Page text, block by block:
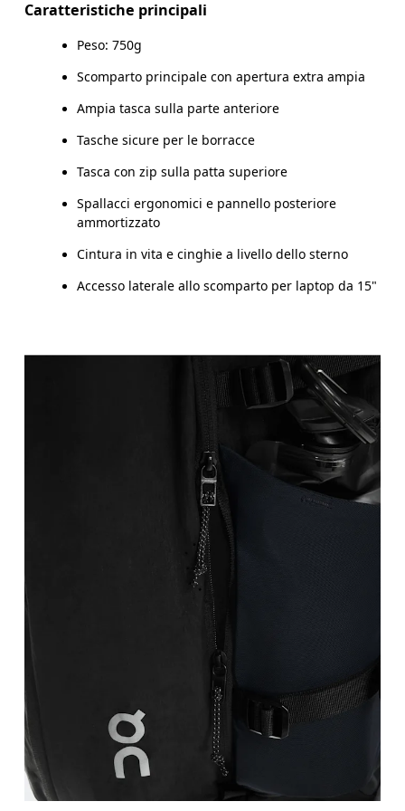
Main Fabric: Polyamide (recycled) 100%. Pocketing:
(recycled) 100%. Straps: Polyester (recycled) 100%.
Paese d'origine
Caratteristiche principali
Peso: 750g
Scomparto principale con apertura extra ampia
Ampia tasca sulla parte anteriore
Tasche sicure per le borracce
Tasca con zip sulla patta superiore
Spallacci ergonomici e pannello posteriore
ammortizzato
Cintura in vita e cinghie a livello dello sterno
Accesso laterale allo scomparto per laptop da 15"